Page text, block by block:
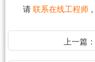
请 联系在线工程师 。
上一篇：